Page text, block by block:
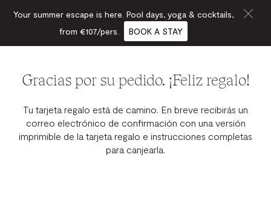
Gracias por su pedido. ¡Feliz regalo!
Tu tarjeta regalo está de camino. En breve recibirás un
correo electrónico de confirmación con una versión
imprimible de la tarjeta regalo e instrucciones completas
para canjearla.
Your summer escape is here. Pool days, yoga & cocktails,
from €107/pers.
BOOK A STAY